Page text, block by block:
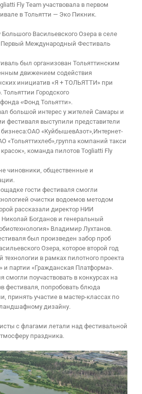
Fly Team участвовала в первом
в Тольятти — Эко Пикник.
Большого Васильевского Озера в селе
Международный Фестиваль
был организован Тольяттинским
движением содействия
инициатив «Я + ТОЛЬЯТТИ» при
Городского
«Фонд Тольятти».
большой интерес у жителей Самары и
фестиваля выступили представители
бизнеса:ОАО «КуйбышевАзот»,Интернет-
«Тольяттихлеб»,группа компаний такси
команда пилотов Togliatti Fly
чиновники, общественные и
гости фестиваля смогли
очистки водоемов методом
рассказали директор НИИ
Николай Богданов и генеральный
Владимир Лухтанов.
был произведен забор проб
Озера, которое второй год
технологии в рамках пилотного проекта
и партии «Гражданская Платформа».
смогли поучаствовать в конкурсах на
фестиваля, попробовать блюда
принять участие в мастер-классах по
ландшафному дизайну.
с флагами летали над фестивальной
праздника.